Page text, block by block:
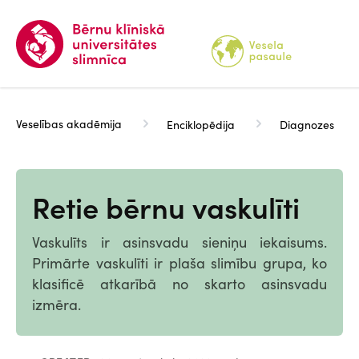
galveno
saturu
Veselības akadēmija Enciklopēdija Diagnozes
Retie bērnu vaskulīti
Vaskulīts ir asinsvadu sieniņu iekaisums.
Primārte vaskulīti ir plaša slimību grupa, ko
klasificē atkarībā no skarto asinsvadu
izmēra.